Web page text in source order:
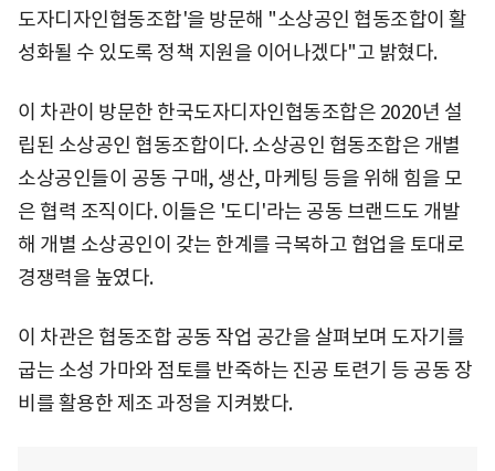
도자디자인협동조합'을 방문해 "소상공인 협동조합이 활
성화될 수 있도록 정책 지원을 이어나겠다"고 밝혔다.
이 차관이 방문한 한국도자디자인협동조합은 2020년 설
립된 소상공인 협동조합이다. 소상공인 협동조합은 개별
소상공인들이 공동 구매, 생산, 마케팅 등을 위해 힘을 모
은 협력 조직이다. 이들은 '도디'라는 공동 브랜드도 개발
해 개별 소상공인이 갖는 한계를 극복하고 협업을 토대로
경쟁력을 높였다.
이 차관은 협동조합 공동 작업 공간을 살펴보며 도자기를
굽는 소성 가마와 점토를 반죽하는 진공 토련기 등 공동 장
비를 활용한 제조 과정을 지켜봤다.